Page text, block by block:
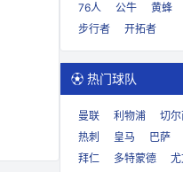
76人
公牛 黄蜂
步行者
开拓者
⚽ 热门球队
曼联 利物浦 切
热刺
皇马
巴萨
拜仁
多特蒙德